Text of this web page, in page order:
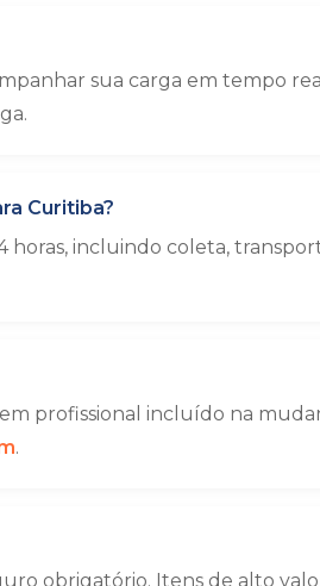
sua carga em tempo
Curitiba?
incluindo coleta,
profissional incluído na
.
obrigatório. Itens de alto